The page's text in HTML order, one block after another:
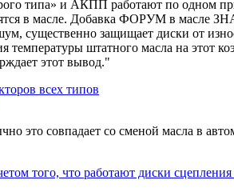
типа» и АКПП работают по одном
в масле. Добавка ФОРУМ в масле
существенно защищает диски от
температуры штатного масла на
этот вывод."
всех типов
совпадает со сменой масла в
того, что работают диски